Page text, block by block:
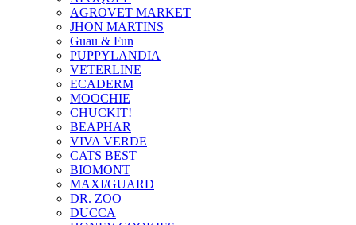
AGROVET MARKET
JHON MARTINS
Guau & Fun
PUPPYLANDIA
VETERLINE
ECADERM
MOOCHIE
CHUCKIT!
BEAPHAR
VIVA VERDE
CATS BEST
BIOMONT
MAXI/GUARD
DR. ZOO
DUCCA